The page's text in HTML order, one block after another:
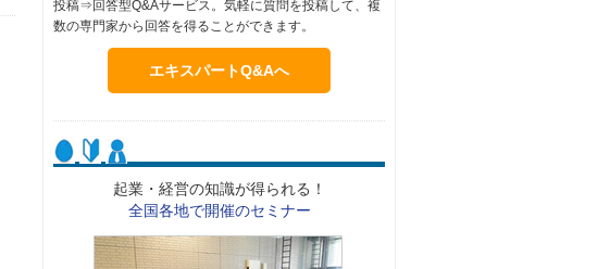
投稿⇒回答型Q&Aサービス。気軽に質問を投稿して、複
数の専門家から回答を得ることができます。
エキスパートQ&Aへ
起業・経営の知識が得られる！
全国各地で開催のセミナー